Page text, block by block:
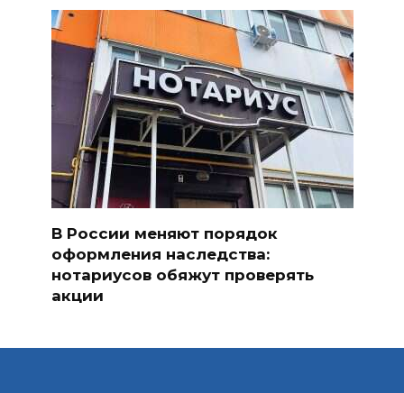
В России меняют порядок
оформления наследства:
нотариусов обяжут проверять
акции